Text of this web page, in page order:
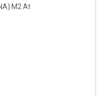
M2 At